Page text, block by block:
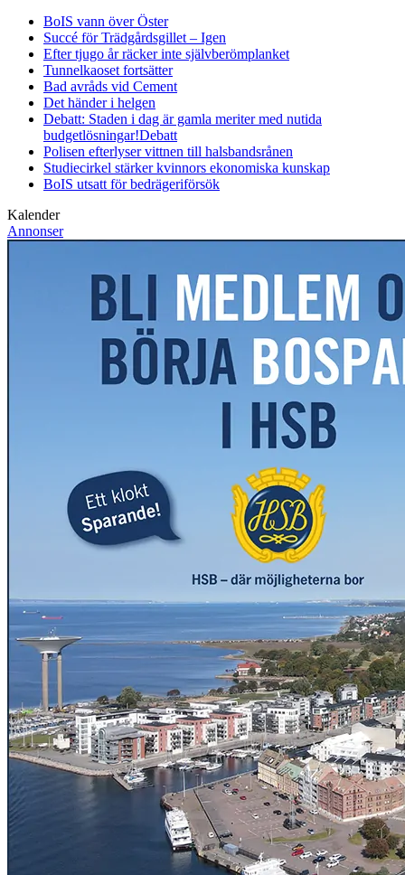
BoIS vann över Öster
Succé för Trädgårdsgillet – Igen
Efter tjugo år räcker inte självberömplanket
Tunnelkaoset fortsätter
Bad avråds vid Cement
Det händer i helgen
Debatt: Staden i dag är gamla meriter med nutida
budgetlösningar!Debatt
Polisen efterlyser vittnen till halsbandsrånen
Studiecirkel stärker kvinnors ekonomiska kunskap
BoIS utsatt för bedrägeriförsök
Kalender
Annonser